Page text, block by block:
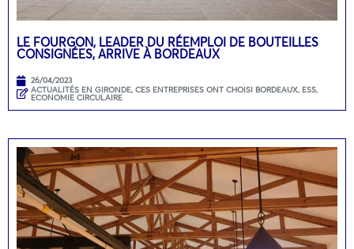
LE FOURGON, LEADER DU RÉEMPLOI DE BOUTEILLES
CONSIGNÉES, ARRIVE À BORDEAUX
26/04/2023
ACTUALITÉS EN GIRONDE, CES ENTREPRISES ONT CHOISI BORDEAUX, ESS,
ECONOMIE CIRCULAIRE